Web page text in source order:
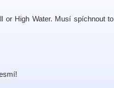
or High Water. Musí spíchnout to